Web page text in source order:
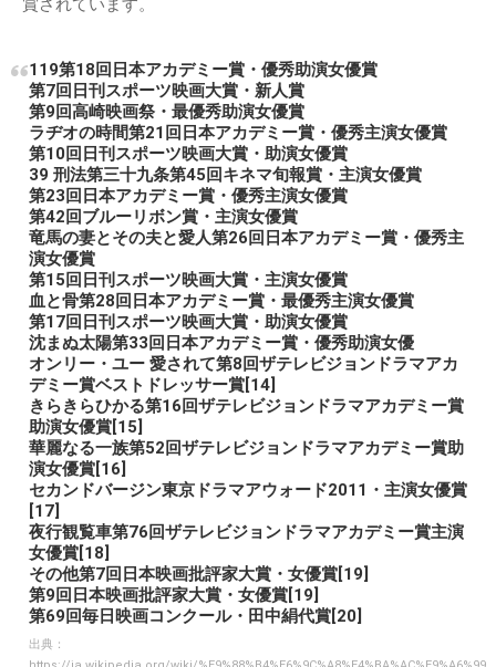
119第18回日本アカデミー賞・優秀助演女優賞
第7回日刊スポーツ映画大賞・新人賞
第9回高崎映画祭・最優秀助演女優賞
ラヂオの時間第21回日本アカデミー賞・優秀主演女優賞
第10回日刊スポーツ映画大賞・助演女優賞
39 刑法第三十九条第45回キネマ旬報賞・主演女優賞
第23回日本アカデミー賞・優秀主演女優賞
第42回ブルーリボン賞・主演女優賞
竜馬の妻とその夫と愛人第26回日本アカデミー賞・優秀主
演女優賞
第15回日刊スポーツ映画大賞・主演女優賞
血と骨第28回日本アカデミー賞・最優秀主演女優賞
第17回日刊スポーツ映画大賞・助演女優賞
沈まぬ太陽第33回日本アカデミー賞・優秀助演女優
オンリー・ユー 愛されて第8回ザテレビジョンドラマアカ
デミー賞ベストドレッサー賞[14]
きらきらひかる第16回ザテレビジョンドラマアカデミー賞
助演女優賞[15]
華麗なる一族第52回ザテレビジョンドラマアカデミー賞助
演女優賞[16]
セカンドバージン東京ドラマアウォード2011・主演女優賞
[17]
夜行観覧車第76回ザテレビジョンドラマアカデミー賞主演
女優賞[18]
その他第7回日本映画批評家大賞・女優賞[19]
第9回日本映画批評家大賞・女優賞[19]
第69回毎日映画コンクール・田中絹代賞[20]
出典：